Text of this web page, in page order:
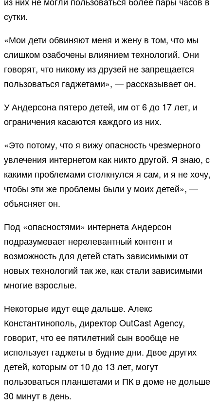
сутки.
«Мои дети обвиняют меня и жену в том, что мы
слишком озабочены влиянием технологий. Они
говорят, что никому из друзей не запрещается
пользоваться гаджетами», — рассказывает он.
У Андерсона пятеро детей, им от 6 до 17 лет, и
ограничения касаются каждого из них.
«Это потому, что я вижу опасность чрезмерного
увлечения интернетом как никто другой. Я знаю, с
какими проблемами столкнулся я сам, и я не хочу,
чтобы эти же проблемы были у моих детей», —
объясняет он.
Под «опасностями» интернета Андерсон
подразумевает нерелевантный контент и
возможность для детей стать зависимыми от
новых технологий так же, как стали зависимыми
многие взрослые.
Некоторые идут еще дальше. Алекс
Константинополь, директор OutCast Agency,
говорит, что ее пятилетний сын вообще не
использует гаджеты в будние дни. Двое других
детей, которым от 10 до 13 лет, могут
пользоваться планшетами и ПК в доме не дольше
30 минут в день.